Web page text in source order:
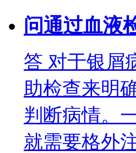
问通过血液
答 对于银屑
助检查来明
判断病情。
就需要格外